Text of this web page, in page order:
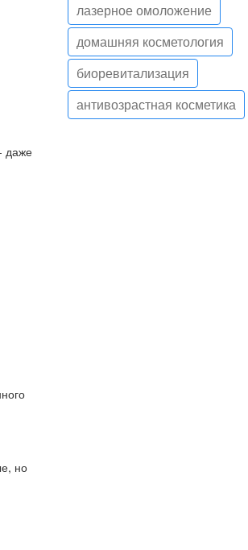
даже
но
лазерное омоложение
домашняя косметология
биоревитализация
антивозрастная косметика